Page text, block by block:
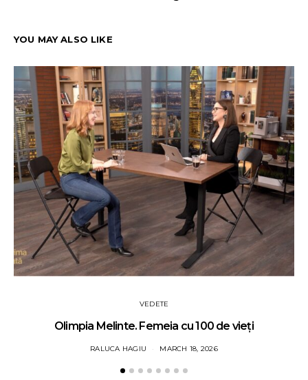
YOU MAY ALSO LIKE
VEDETE
Olimpia Melinte. Femeia cu 100 de vieți
RALUCA HAGIU MARCH 18, 2026